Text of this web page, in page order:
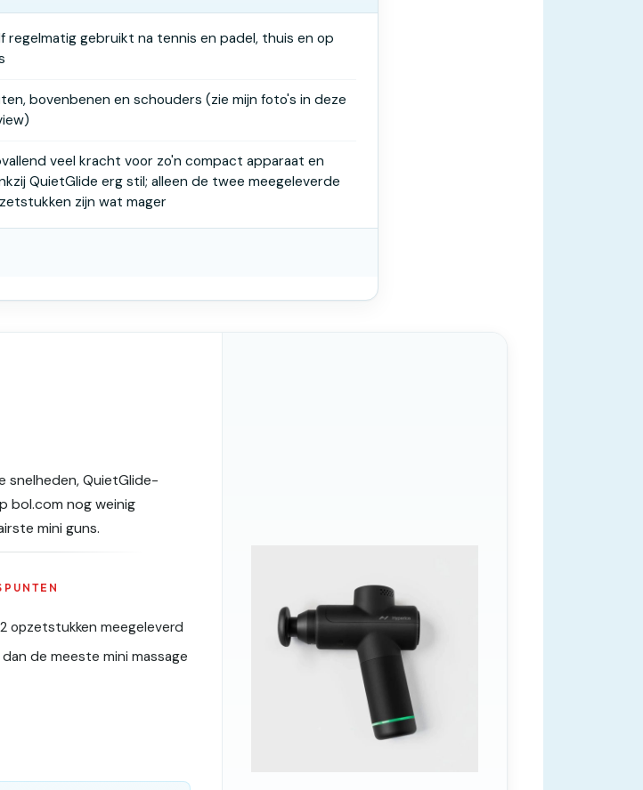
regelmatig gebruikt na tennis en padel, thuis en op
bovenbenen en schouders (zie mijn foto's in deze
veel kracht voor zo'n compact apparaat en
QuietGlide erg stil; alleen de twee meegeleverde
zijn wat mager
snelheden, QuietGlide-
bol.com nog weinig
mini guns.
opzetstukken meegeleverd
de meeste mini massage